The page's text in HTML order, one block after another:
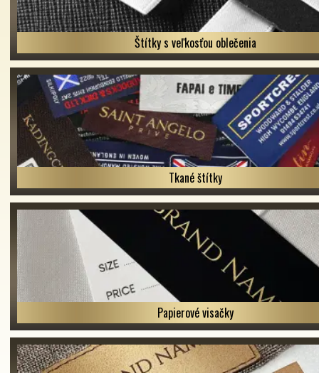
Štítky s veľkosťou oblečenia
Tkané štítky
Papierové visačky